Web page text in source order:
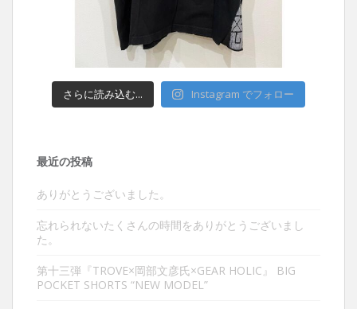
さらに読み込む... Instagram でフォロー
最近の投稿
ありがとうございました。
忘れられないたくさんの時間をありがとうございまし
た。
第十三弾『TROVE×岡部文彦氏×GEAR HOLIC』 BIG
POCKET SHORTS “NEW MODEL”